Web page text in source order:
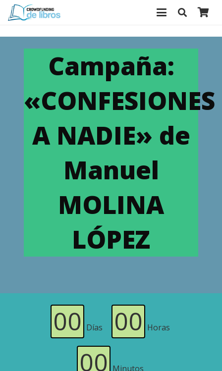
Campaña:
«CONFESIONES
A NADIE» de
Manuel
MOLINA
LÓPEZ
00 Días 00 Horas
00 Minutos